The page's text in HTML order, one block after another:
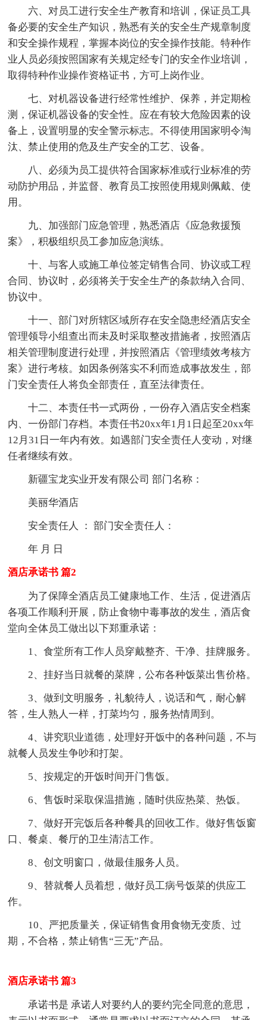
六、对员工进行安全生产教育和培训，保证员工具
备必要的安全生产知识，熟悉有关的安全生产规章制度
和安全操作规程，掌握本岗位的安全操作技能。特种作
业人员必须按照国家有关规定经专门的安全作业培训，
取得特种作业操作资格证书，方可上岗作业。
七、对机器设备进行经常性维护、保养，并定期检
测，保证机器设备的安全性。应在有较大危险因素的设
备上，设置明显的安全警示标志。不得使用国家明令淘
汰、禁止使用的危及生产安全的工艺、设备。
八、必须为员工提供符合国家标准或行业标准的劳
动防护用品，并监督、教育员工按照使用规则佩戴、使
用。
九、加强部门应急管理，熟悉酒店《应急救援预
案》，积极组织员工参加应急演练。
十、与客人或施工单位签定销售合同、协议或工程
合同、协议时，必须将关于安全生产的条款纳入合同、
协议中。
十一、部门对所辖区域所存在安全隐患经酒店安全
管理领导小组查出而未及时采取整改措施者，按照酒店
相关管理制度进行处理，并按照酒店《管理绩效考核方
案》进行考核。如因条例落实不利而造成事故发生，部
门安全责任人将负全部责任，直至法律责任。
十二、本责任书一式两份，一份存入酒店安全档案
内、一份部门存档。本责任书20xx年1月1日起至20xx年
12月31日一年内有效。如遇部门安全责任人变动，对继
任者继续有效。
新疆宝龙实业开发有限公司 部门名称：
美丽华酒店
安全责任人 ： 部门安全责任人：
年 月 日
酒店承诺书 篇2
为了保障全酒店员工健康地工作、生活，促进酒店
各项工作顺利开展，防止食物中毒事故的发生，酒店食
堂向全体员工做出以下郑重承诺：
1、食堂所有工作人员穿戴整齐、干净、挂牌服务。
2、挂好当日就餐的菜牌，公布各种饭菜出售价格。
3、做到文明服务，礼貌待人，说话和气，耐心解
答，生人熟人一样，打菜均匀，服务热情周到。
4、讲究职业道德，处理好开饭中的各种问题，不与
就餐人员发生争吵和打架。
5、按规定的开饭时间开门售饭。
6、售饭时采取保温措施，随时供应热菜、热饭。
7、做好开完饭后各种餐具的回收工作。做好售饭窗
口、餐桌、餐厅的卫生清洁工作。
8、创文明窗口，做最佳服务人员。
9、替就餐人员着想，做好员工病号饭菜的供应工
作。
10、严把质量关，保证销售食用食物无变质、过
期，不合格，禁止销售“三无”产品。
酒店承诺书 篇3
承诺书是 承诺人对要约人的要约完全同意的意思，